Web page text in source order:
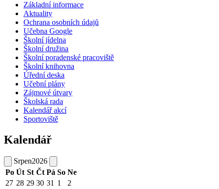
Základní informace
Aktuality
Ochrana osobních údajů
Učebna Google
Školní jídelna
Školní družina
Školní poradenské pracoviště
Školní knihovna
Úřední deska
Učební plány
Zájmové útvary
Školská rada
Kalendář akcí
Sportoviště
Kalendář
Srpen2026
Po Út St Čt Pá So Ne
27 28 29 30 31 1
2